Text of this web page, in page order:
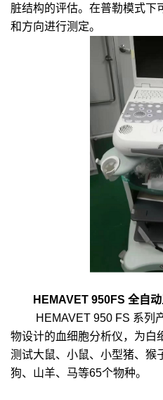
脏结构的评估。在普勒模式下
和方向进行测定。
HEMAVET 950FS 全自
HEMAVET 950 FS 系列
物设计的血细胞分析仪，为白
测试大鼠、小鼠、小型猪、猴
狗、山羊、马等65个物种。